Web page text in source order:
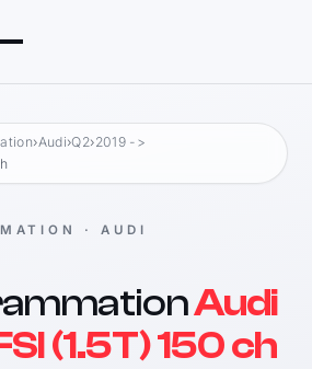
›Audi›Q2›2019 ->
· AUDI
Audi
(1.5T) 150 ch